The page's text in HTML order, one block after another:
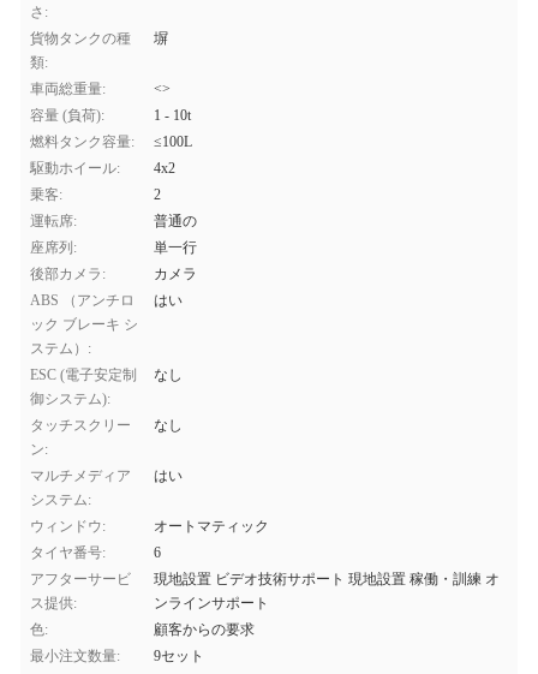
さ:
貨物タンクの種
類:
塀
車両総重量:
<>
容量 (負荷):
1 - 10t
燃料タンク容量:
≤100L
駆動ホイール:
4x2
乗客:
2
運転席:
普通の
座席列:
単一行
後部カメラ:
カメラ
ABS （アンチロ
ック ブレーキ シ
ステム）:
はい
ESC (電子安定制
御システム):
なし
タッチスクリー
ン:
なし
マルチメディア
システム:
はい
ウィンドウ:
オートマティック
タイヤ番号:
6
アフターサービ
ス提供:
現地設置 ビデオ技術サポート 現地設置 稼働・訓練 オ
ンラインサポート
色:
顧客からの要求
最小注文数量:
9セット